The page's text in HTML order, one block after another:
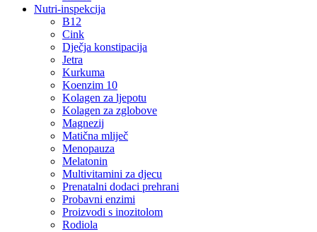
Nutri-inspekcija
B12
Cink
Dječja konstipacija
Jetra
Kurkuma
Koenzim 10
Kolagen za ljepotu
Kolagen za zglobove
Magnezij
Matična mliječ
Menopauza
Melatonin
Multivitamini za djecu
Prenatalni dodaci prehrani
Probavni enzimi
Proizvodi s inozitolom
Rodiola